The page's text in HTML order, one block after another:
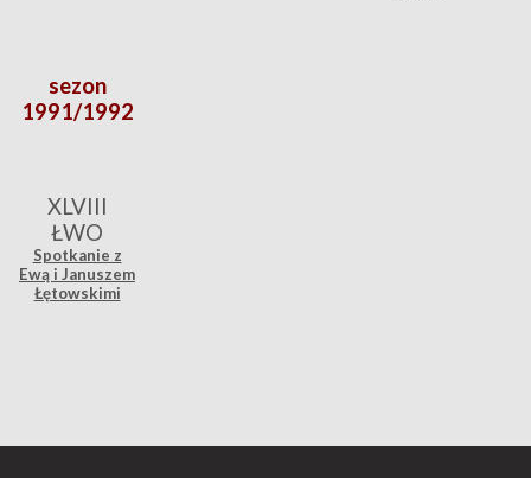
sezon
1991/1992
XLVIII
ŁWO
Spotkanie z
Ewą i Januszem
Łętowskimi